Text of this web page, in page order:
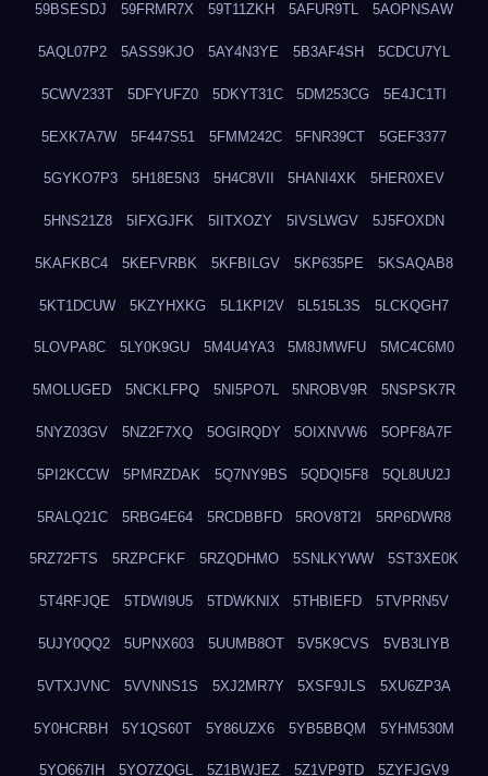
59BSESDJ 59FRMR7X 59T11ZKH 5AFUR9TL 5AOPNSAW
5AQL07P2 5ASS9KJO 5AY4N3YE 5B3AF4SH 5CDCU7YL
5CWV233T 5DFYUFZ0 5DKYT31C 5DM253CG 5E4JC1TI
5EXK7A7W 5F447S51 5FMM242C 5FNR39CT 5GEF3377
5GYKO7P3 5H18E5N3 5H4C8VII 5HANI4XK 5HER0XEV
5HNS21Z8 5IFXGJFK 5IITXOZY 5IVSLWGV 5J5FOXDN
5KAFKBC4 5KEFVRBK 5KFBILGV 5KP635PE 5KSAQAB8
5KT1DCUW 5KZYHXKG 5L1KPI2V 5L515L3S 5LCKQGH7
5LOVPA8C 5LY0K9GU 5M4U4YA3 5M8JMWFU 5MC4C6M0
5MOLUGED 5NCKLFPQ 5NI5PO7L 5NROBV9R 5NSPSK7R
5NYZ03GV 5NZ2F7XQ 5OGIRQDY 5OIXNVW6 5OPF8A7F
5PI2KCCW 5PMRZDAK 5Q7NY9BS 5QDQI5F8 5QL8UU2J
5RALQ21C 5RBG4E64 5RCDBBFD 5ROV8T2I 5RP6DWR8
5RZ72FTS 5RZPCFKF 5RZQDHMO 5SNLKYWW 5ST3XE0K
5T4RFJQE 5TDWI9U5 5TDWKNIX 5THBIEFD 5TVPRN5V
5UJY0QQ2 5UPNX603 5UUMB8OT 5V5K9CVS 5VB3LIYB
5VTXJVNC 5VVNNS1S 5XJ2MR7Y 5XSF9JLS 5XU6ZP3A
5Y0HCRBH 5Y1QS60T 5Y86UZX6 5YB5BBQM 5YHM530M
5YO667IH 5YO7ZQGL 5Z1BWJEZ 5Z1VP9TD 5ZYFJGV9